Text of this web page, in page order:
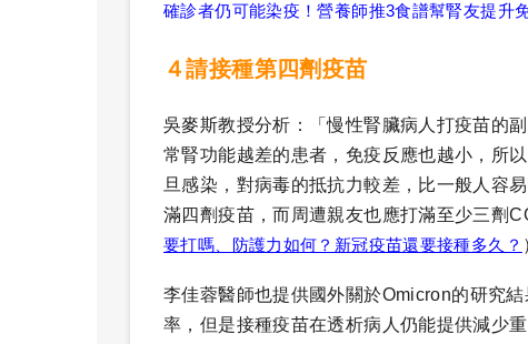
確診者仍可能染疫！營養師推3食譜幫腎友提升
４請接種第四劑疫苗
吳麥斯教授分析：「慢性腎臟病人打疫苗的
常腎功能越差的患者，免疫反應也越小，所
旦感染，對病毒的抵抗力較差，比一般人容
滿四劑疫苗，而周遭親友也應打滿至少三劑
要打嗎、防護力如何？新冠疫苗還要接種多久？
李佳蓉醫師也提供國外關於Omicron的研究
率，但是接種疫苗在透析病人仍能提供減少